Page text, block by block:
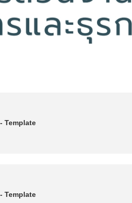
Template
Template